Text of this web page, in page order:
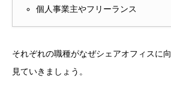
個人事業主やフリーランス
それぞれの職種がなぜシェアオフィスに
見ていきましょう。